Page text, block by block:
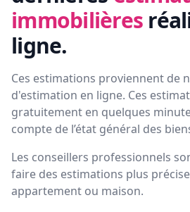
immobilières
ligne.
Ces estimations proviennent de
d'estimation en ligne. Ces
gratuitement en quelques
compte de l’état général des
Les conseillers professionnels
faire des estimations plus
appartement ou maison.